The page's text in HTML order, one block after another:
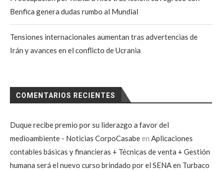
Benfica genera dudas rumbo al Mundial
Tensiones internacionales aumentan tras advertencias de
Irán y avances en el conflicto de Ucrania
COMENTARIOS RECIENTES
Duque recibe premio por su liderazgo a favor del
medioambiente - Noticias CorpoCasabeen Aplicaciones
contables básicas y financieras + Técnicas de venta + Gestión
humana será el nuevo curso brindado por el SENA en Turbaco